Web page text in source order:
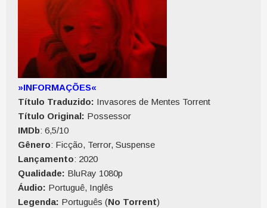
»INFORMAÇÕES«
Título Traduzido: Invasores de Mentes Torrent
Título Original: Possessor
IMDb: 6,5/10
Gênero: Ficção, Terror, Suspense
Lançamento: 2020
Qualidade: BluRay 1080p
Áudio: Portuguê, Inglês
Legenda: Português (No Torrent)